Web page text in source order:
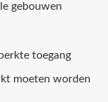
gebouwen
toegang
moeten worden